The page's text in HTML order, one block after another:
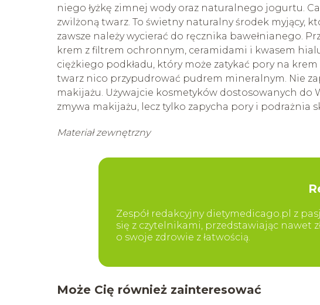
niego łyżkę zimnej wody oraz naturalnego jogurtu.
zwilżoną twarz. To świetny naturalny środek myjący,
zawsze należy wycierać do ręcznika bawełnianego.
krem z filtrem ochronnym, ceramidami i kwasem
ciężkiego podkładu, który może zatykać pory na
twarz nico przypudrować pudrem mineralnym. Nie
makijażu. Używajcie kosmetyków dostosowanych do
zmywa makijażu, lecz tylko zapycha pory i podrażnia
Materiał zewnętrzny
Zespół redakcyjny dietymedicago.pl z
się z czytelnikami, przedstawiając nawet
o swoje zdrowie z łatwością.
Może Cię również zainteresować